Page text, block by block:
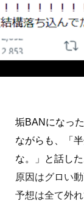
垢BANになっ
ながらも、「
な。」と話した
原因はグロい
予想は全て外れ